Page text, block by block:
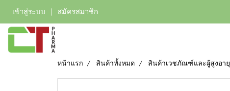
เข้าสู่ระบบ สมัครสมาชิก
หน้าแรก สินค้าทั้งหมด สินค้าเวชภัณฑ์และผู้สูงอายุ